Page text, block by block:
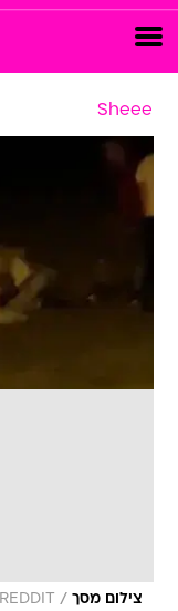
Sheee
צילום מסך /
REDDIT